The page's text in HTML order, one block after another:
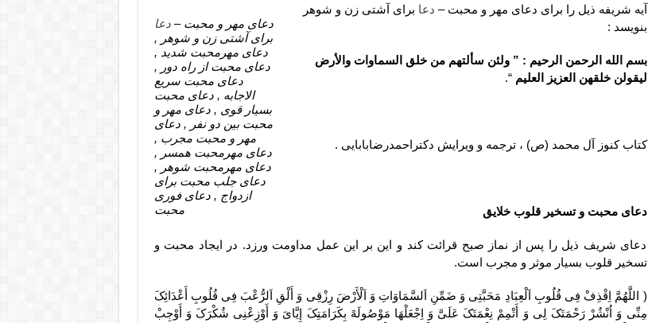
دعای مهر و محبت –دعا
برای آشتی زن و شوهر ,
دعای مهرمحبت شدید ,
دعای محبت از راه دور ,
دعای محبت سریع
الاجابه , دعای محبت
بسیار قوی , دعای مهر و
محبت بین دو نفر , دعای
مهر و محبت مجرب ,
دعای مهرمحبت همسر ,
دعای مهرمحبت شوهر ,
دعای جلب محبت برای
ازدواج , دعای فوری
محبت
آیه شریفه ذیل را برای دعای مهر و محبت – دعا برای آشتی زن و شوهر
بنویسد :
بسم الله الرحمن الرحیم : ” ولئن سألتهم من خلق السماوات والأرض
لیقولن خلقهن العزیز العلیم “.
کتاب کنوز آل محمد (ص) ، ترجمه و ویرایش دکتراحمدرضابابایی .
دعای محبت و تسخیر قلوب خلایق
دعای شریف ذیل را پس از نماز صبح قرائت کند و این بر این عمل مداومت ورزد. در ایجاد محبت و
تسخیر قلوب بسیار موثر و مجرب است.
( اللَّهُمَّ اِقْذِفْ فِی قُلُوبِ اَلْعِبَادِ مَحَبَّتِی وَ ضَمِّنِ اَلسَّمَاوَاتِ وَ اَلْأَرْضَ رِزْقِی وَ أَلْقِ اَلرُّعْبَ فِی قُلُوبِ أَعْدَائِکَ
مِنِّی وَ اُنْشُرْ رَحْمَتَکَ لِی وَ أَتْمِمْ نِعْمَتَکَ عَلَیَّ وَ اِجْعَلْهَا مَوْصُولَهً بِکَرَامَتِکَ إِیَّایَ وَ أَوْزِعْنِی شُکْرَکَ وَ أَوْجِبْ